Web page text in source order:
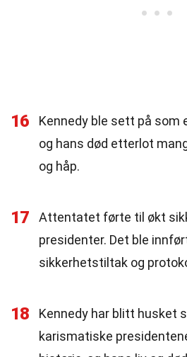
16
Kennedy ble sett på som
og hans død etterlot
og håp.
17
Attentatet førte til økt
presidenter. Det ble
sikkerhetstiltak og
18
Kennedy har blitt husket
karismatiske